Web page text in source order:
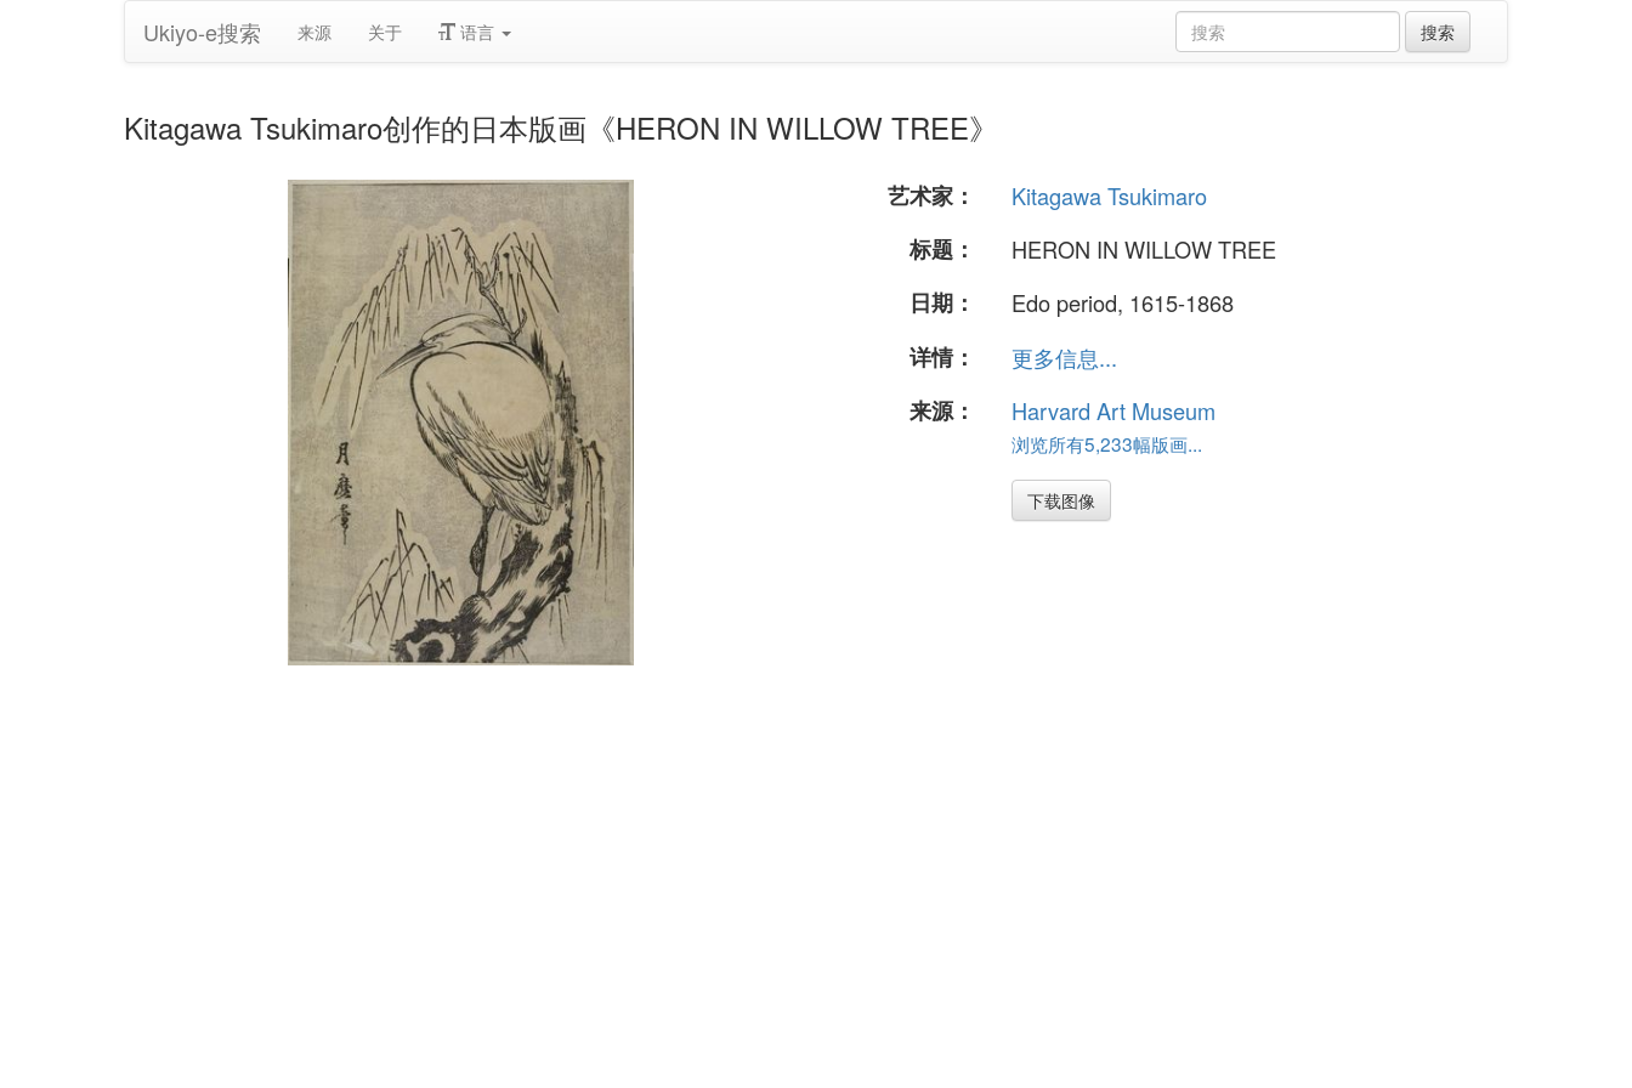
Ukiyo-e搜索 来源 关于 语言
Kitagawa Tsukimaro创作的日本版画《HERON IN WILLOW TREE》
艺术家：
Kitagawa Tsukimaro
标题：
HERON IN WILLOW TREE
日期：
Edo period, 1615-1868
详情：
更多信息...
来源：
Harvard Art Museum
浏览所有5,233幅版画...
下载图像